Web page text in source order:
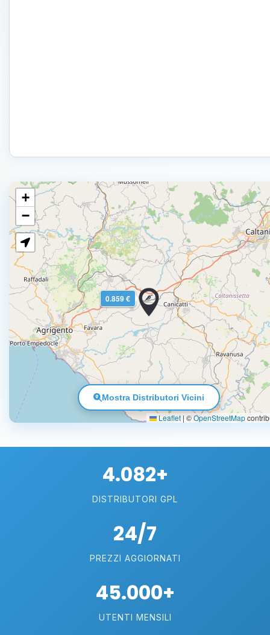
0.859 €
+
−
Leaflet | ©OpenStreetMap
Mostra Distributori Vicini
4.082+
DISTRIBUTORI GPL
24/7
PREZZI AGGIORNATI
45.000+
UTENTI MENSILI